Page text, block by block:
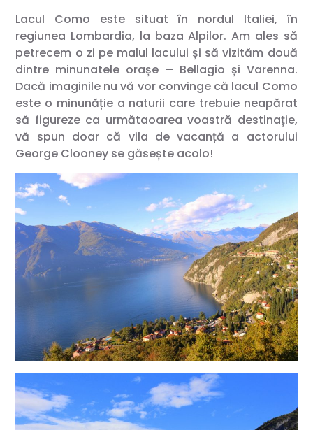
Lacul Como este situat în nordul Italiei, în
regiunea Lombardia, la baza Alpilor. Am ales să
petrecem o zi pe malul lacului și să vizităm două
dintre minunatele orașe – Bellagio și Varenna.
Dacă imaginile nu vă vor convinge că lacul Como
este o minunăție a naturii care trebuie neapărat
să figureze ca următaoarea voastră destinație,
vă spun doar că vila de vacanță a actorului
George Clooney se găsește acolo!